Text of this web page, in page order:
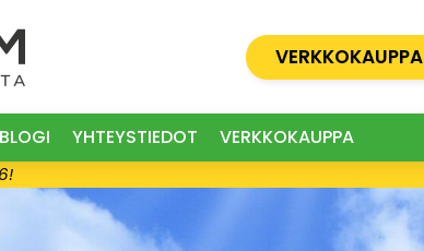
VERKKOKAUPPA
BLOGI YHTEYSTIEDOT VERKKOKAUPPA